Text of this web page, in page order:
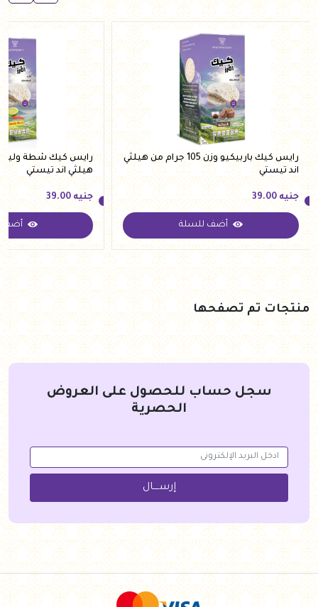
رايس كيك باربيكيو وزن 105 جرام من هيلثي
اند تيستي
جنيه
جنيه 39.00
أضف للسلة
هيلثي اند تيستي
جنيه
جنيه 39.00
أضف
منتجات تم تصفحها
سجل حساب للحصول على العروض
الحصرية
إرســــال